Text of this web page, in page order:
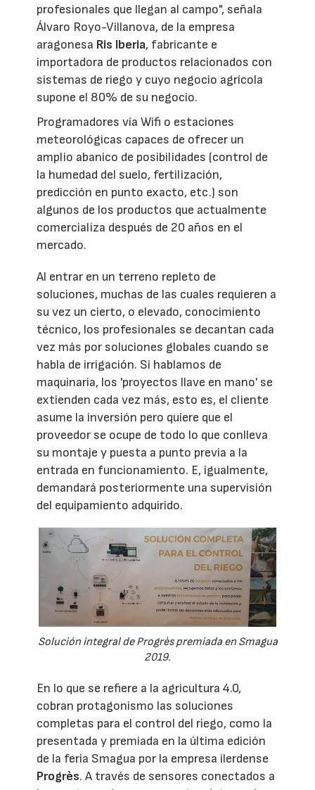
profesionales que llegan al campo", señala
Álvaro Royo-Villanova, de la empresa
aragonesa Ris Iberia, fabricante e
importadora de productos relacionados con
sistemas de riego y cuyo negocio agrícola
supone el 80% de su negocio.
Programadores vía Wifi o estaciones
meteorológicas capaces de ofrecer un
amplio abanico de posibilidades (control de
la humedad del suelo, fertilización,
predicción en punto exacto, etc.) son
algunos de los productos que actualmente
comercializa después de 20 años en el
mercado.
Al entrar en un terreno repleto de
soluciones, muchas de las cuales requieren a
su vez un cierto, o elevado, conocimiento
técnico, los profesionales se decantan cada
vez más por soluciones globales cuando se
habla de irrigación. Si hablamos de
maquinaria, los 'proyectos llave en mano' se
extienden cada vez más, esto es, el cliente
asume la inversión pero quiere que el
proveedor se ocupe de todo lo que conlleva
su montaje y puesta a punto previa a la
entrada en funcionamiento. E, igualmente,
demandará posteriormente una supervisión
del equipamiento adquirido.
Solución integral de Progrès premiada en Smagua
2019.
En lo que se refiere a la agricultura 4.0,
cobran protagonismo las soluciones
completas para el control del riego, como la
presentada y premiada en la última edición
de la feria Smagua por la empresa ilerdense
Progrès. A través de sensores conectados a